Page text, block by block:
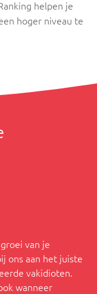
helpen je
hoger niveau te
van je
ons aan het juiste
vakidioten.
wanneer